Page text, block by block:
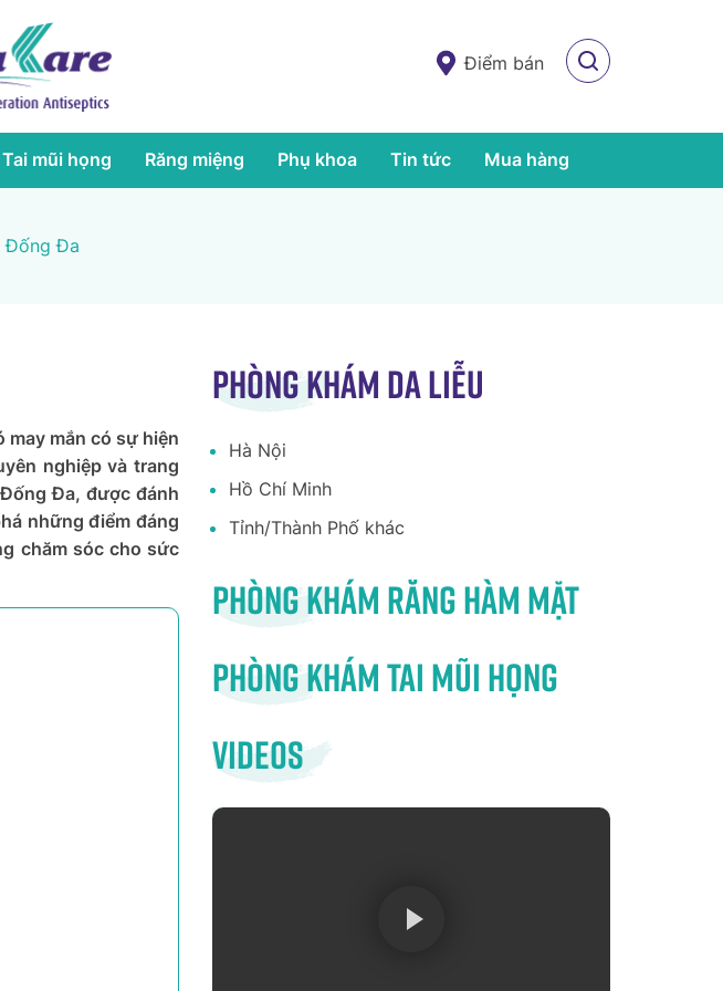
Điểm bán
Tai mũi họng Răng miệng Phụ khoa Tin tức Mua hàng
Đống Đa
mắn có sự hiện
nghiệp và trang
Đa, được đánh
những điểm đáng
chăm sóc cho sức
Phòng khám da liễu
Hà Nội
Hồ Chí Minh
Tỉnh/Thành Phố khác
Phòng khám răng hàm mặt
Phòng khám tai mũi họng
Videos